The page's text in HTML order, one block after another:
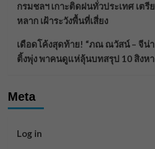
กรมชลฯ เกาะติดฝนทั่วประเทศ เตรี
หลาก เฝ้าระวังพื้นที่เสี่ยง
เดือดโค้งสุดท้าย! “ภณ ณวัสน์ – จีน่า
ติ้งพุ่ง พาคนดูแห่ลุ้นบทสรุป 10 สิงห
Meta
Log in